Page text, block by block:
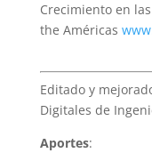
Crecimiento en
the Américas
Editado y
Digitales de
Aportes: